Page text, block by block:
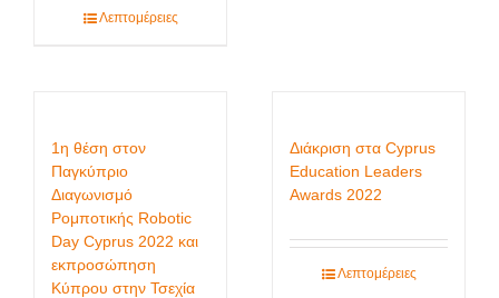
Λεπτομέρειες
1η θέση στον
Παγκύπριο
Διαγωνισμό
Ρομποτικής Robotic
Day Cyprus 2022 και
εκπροσώπηση
Κύπρου στην Τσεχία
Διάκριση στα Cyprus
Education Leaders
Awards 2022
Λεπτομέρειες